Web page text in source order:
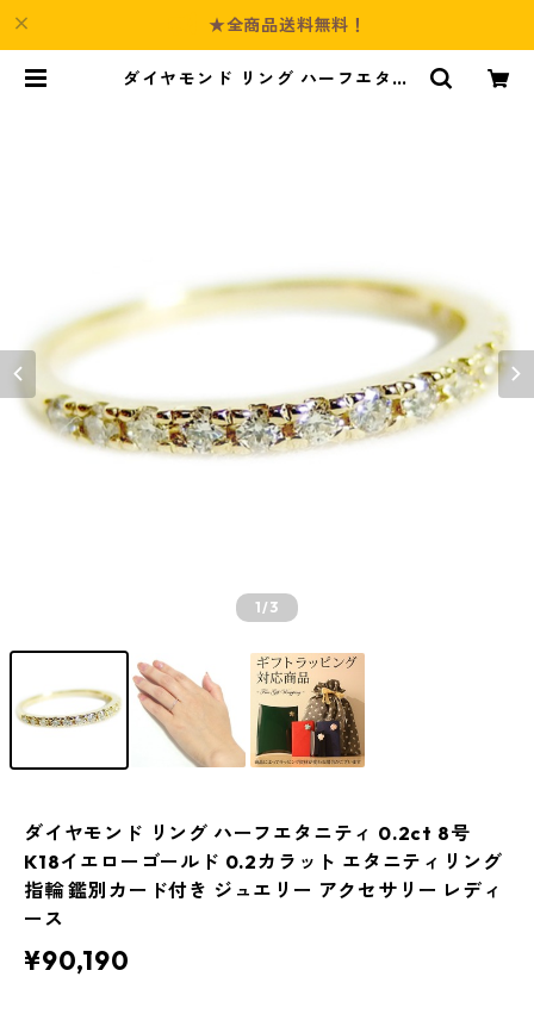
★全商品送料無料！
ダイヤモンド リング ハーフエタニ
1/3
ダイヤモンド リング ハーフエタニティ 0.2ct 8号
K18イエローゴールド 0.2カラット エタニティリング
指輪 鑑別カード付き ジュエリー アクセサリー レディ
ース
¥90,190